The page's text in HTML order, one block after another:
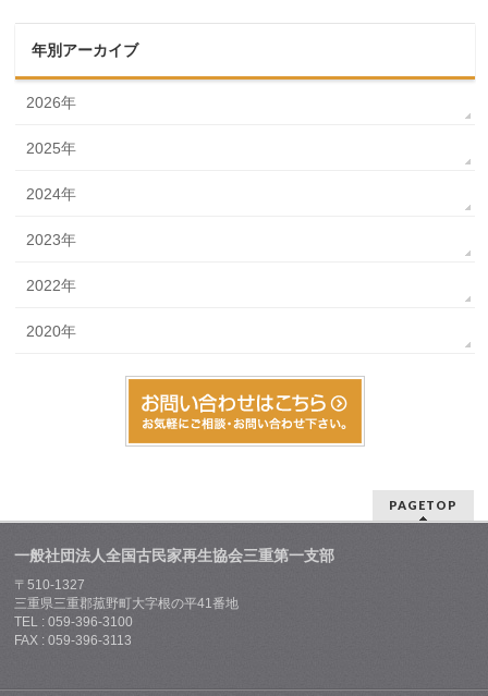
年別アーカイブ
2026年
2025年
2024年
2023年
2022年
2020年
PAGETOP
一般社団法人全国古民家再生協会三重第一支部
〒510-1327
三重県三重郡菰野町大字根の平41番地
TEL : 059-396-3100
FAX : 059-396-3113